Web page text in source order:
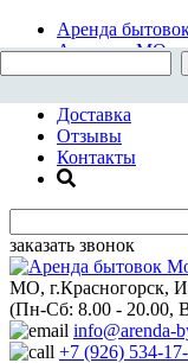
Аренда
Аренда в МО
Выкупим
Доставка
Отзывы
Контакты
заказать звонок
МО, г.Красногорск,
(Пн-Сб: 8.00 - 20.00,
info@arenda-
+7 (926) 534-